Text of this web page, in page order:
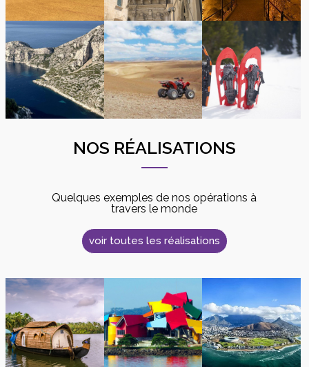
NOS RÉALISATIONS
Quelques exemples de nos opérations à
travers le monde
voir toutes les réalisations